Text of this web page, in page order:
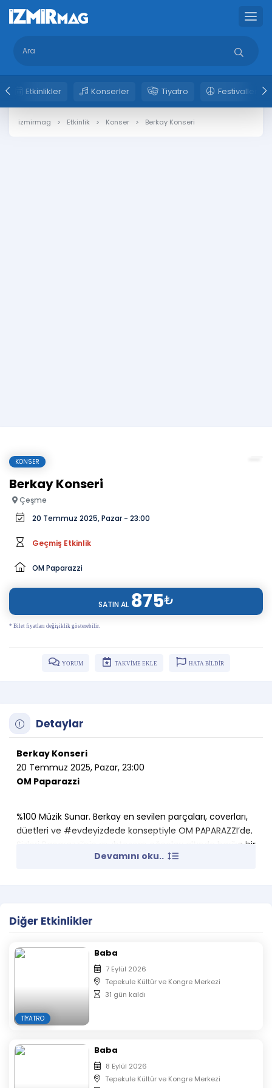
Etkinlikler Konserler Tiyatro Festivaller
izmirmag Etkinlik Konser Berkay Konseri
KONSER
Berkay Konseri
Çeşme
20 Temmuz 2025, Pazar - 23:00
Geçmiş Etkinlik
OM Paparazzi
SATIN AL 875₺
* Bilet fiyatları değişiklik gösterebilir.
YORUM TAKVİME EKLE HATA BİLDİR
Detaylar
Berkay Konseri
20 Temmuz 2025, Pazar, 23:00
OM Paparazzi
%100 Müzik Sunar. Berkay en sevilen parçaları, coverları,
düetleri ve #evdeyizdede konseptiyle OM PAPARAZZI’de.
Sizleri Paparazzi’nin muhteşem ağaçları altında harika bir
pazar gecesi geçirmeye bekliyoruz.
Devamını oku..
Diğer Etkinlikler
TIYATRO
Baba
7 Eylül 2026
Tepekule Kültür ve Kongre Merkezi
31 gün kaldı
Baba
8 Eylül 2026
Tepekule Kültür ve Kongre Merkezi